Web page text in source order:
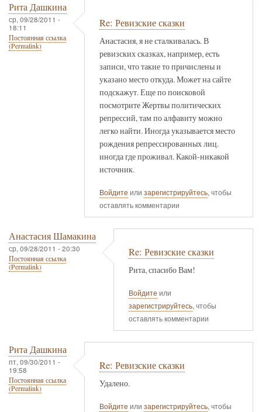
Рита Дашкина
ср, 09/28/2011 -
18:11
Постоянная ссылка
(Permalink)
Re: Ревизские сказки
Анастасия, я не сталкивалась. В
ревизских сказках, например, есть
записи, что такие то причислены и
указано место откуда. Может на сайте
подскажут. Еще по поисковой
посмотрите Жертвы политических
репрессий, там по алфавиту можно
легко найти. Иногда указывается место
рождения репрессированных лиц.
иногда где проживал. Какой-никакой
источник.
Войдите или зарегистрируйтесь, чтобы
оставлять комментарии
Анастасия Шамакина
ср, 09/28/2011 - 20:30
Постоянная ссылка
(Permalink)
Re: Ревизские сказки
Рита, спасибо Вам!
Войдите или
зарегистрируйтесь, чтобы
оставлять комментарии
Рита Дашкина
пт, 09/30/2011 -
19:58
Постоянная ссылка
(Permalink)
Re: Ревизские сказки
Удалено.
Войдите или зарегистрируйтесь, чтобы